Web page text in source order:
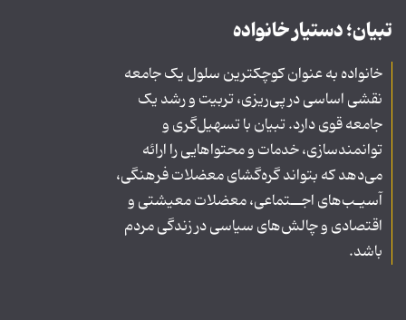
تبیان؛ دستیار خانواده
خانواده به عنوان کوچکترین سلول یک جامعه
نقشی اساسی در پی‌ریزی، تربیت و رشد یک
جامعه قوی دارد. تبیان با تسهیل‌گری و
توانمندسازی، خدمات و محتواهایی را ارائه
می‌دهد که بتواند گره‌گشای معضلات فرهنگی،
آسیـب‌های اجــتماعی، معضلات معیشتی و
اقتصادی و چالش‌های سیاسی در زندگی مردم
باشد.